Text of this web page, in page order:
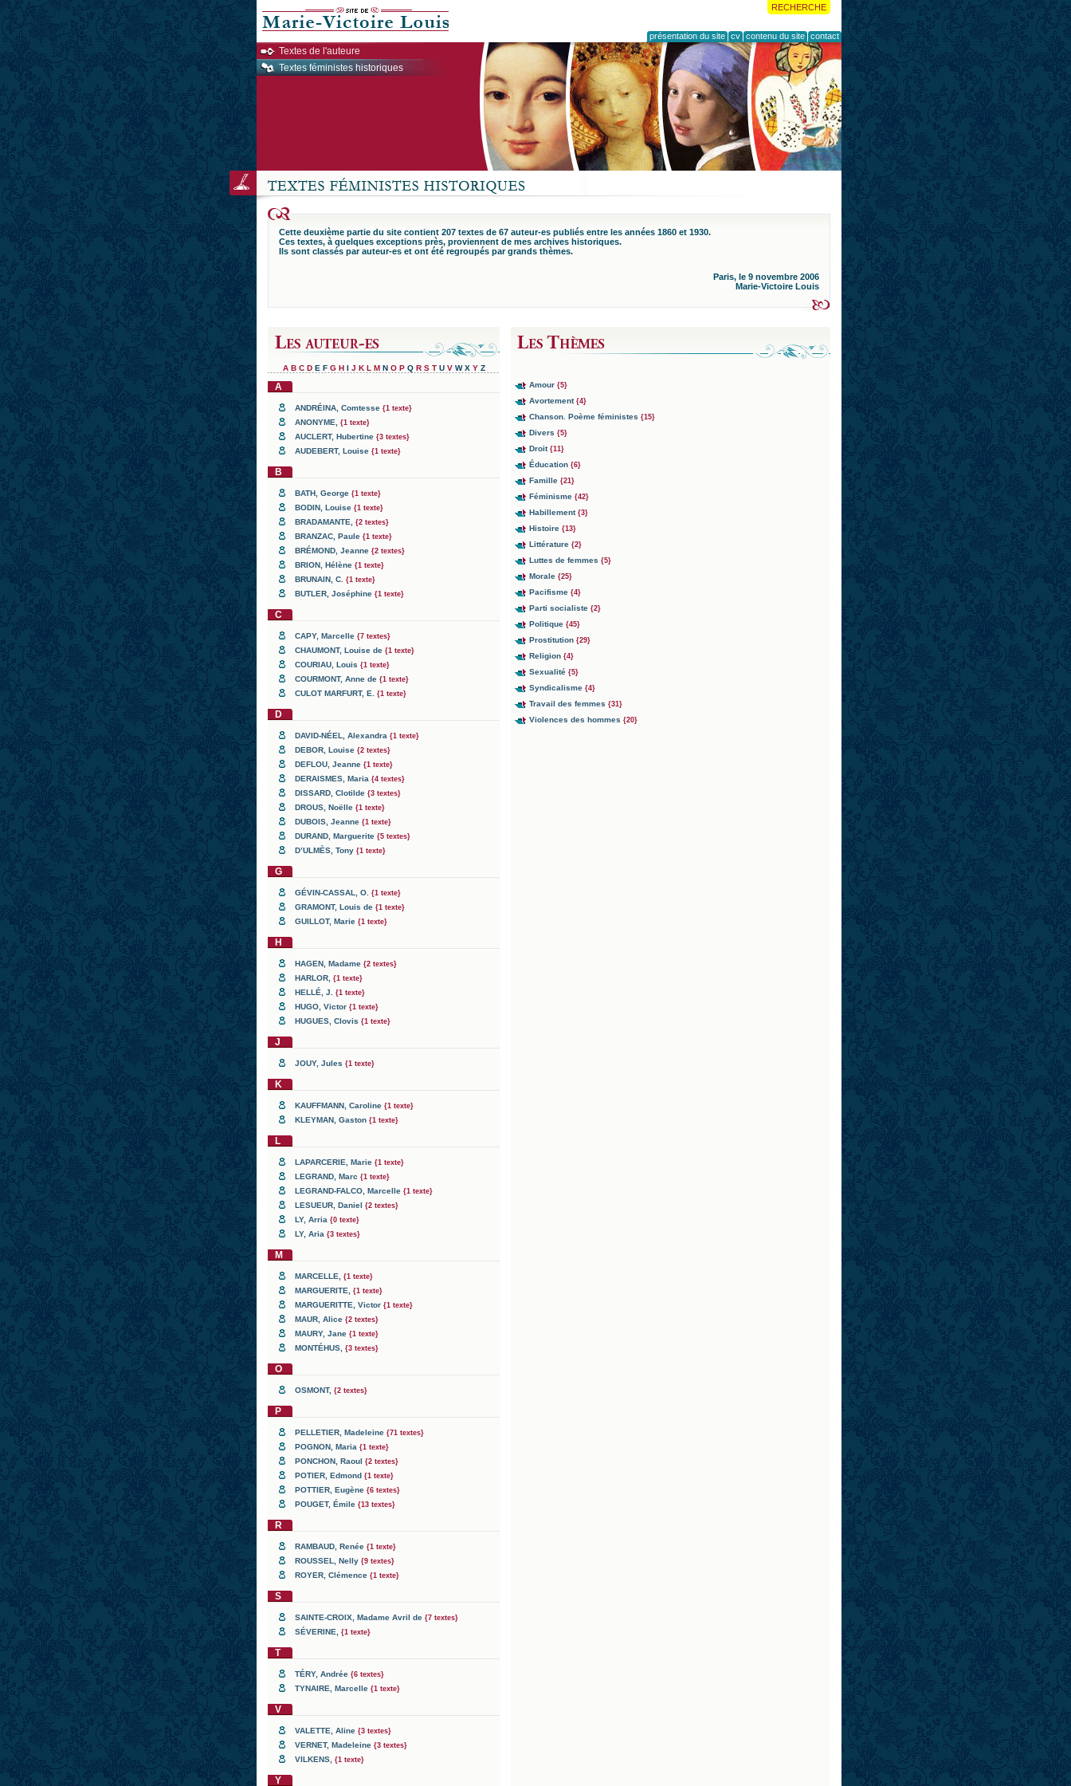
RECHERCHE
présentation du site cv contenu du site contact
Textes de l'auteure
Textes féministes historiques
Cette deuxième partie du site contient 207 textes de 67 auteur-es publiés entre les années 1860 et 1930.
Ces textes, à quelques exceptions près, proviennent de mes archives historiques.
Ils sont classés par auteur-es et ont été regroupés par grands thèmes.
Paris, le 9 novembre 2006
Marie-Victoire Louis
A B C D E F G H I J K L M N O P Q R S T U V W X Y Z
A
ANDRÉINA , Comtesse {1 texte}
ANONYME {1 texte}
AUCLERT, Hubertine {3 textes}
AUDEBERT, Louise {1 texte}
B
BATH , George {1 texte}
BODIN , Louise {1 texte}
BRADAMANTE {2 textes}
BRANZAC , Paule {1 texte}
BRÉMOND , Jeanne {2 textes}
BRION , Hélène {1 texte}
BRUNAIN , C. {1 texte}
BUTLER , Joséphine {1 texte}
C
CAPY, Marcelle {7 textes}
CHAUMONT, Louise de {1 texte}
COURIAU , Louis {1 texte}
COURMONT, Anne de {1 texte}
CULOT MARFURT, E. {1 texte}
D
DAVID-NÉEL , Alexandra {1 texte}
DEBOR , Louise {2 textes}
DEFLOU , Jeanne {1 texte}
DERAISMES , Maria {4 textes}
DISSARD , Clotilde {3 textes}
DROUS , Noëlle {1 texte}
DUBOIS , Jeanne {1 texte}
DURAND , Marguerite {5 textes}
D’ULMÈS , Tony {1 texte}
G
GÉVIN-CASSAL , O. {1 texte}
GRAMONT, Louis de {1 texte}
GUILLOT, Marie {1 texte}
H
HAGEN , Madame {2 textes}
HARLOR {1 texte}
HELLÉ , J. {1 texte}
HUGO , Victor {1 texte}
HUGUES , Clovis {1 texte}
J
JOUY, Jules {1 texte}
K
KAUFFMANN , Caroline {1 texte}
KLEYMAN , Gaston {1 texte}
L
LAPARCERIE , Marie {1 texte}
LEGRAND , Marc {1 texte}
LEGRAND-FALCO , Marcelle {1 texte}
LESUEUR , Daniel {2 textes}
LY, Arria {0 texte}
LY, Aria {3 textes}
M
MARCELLE {1 texte}
MARGUERITE {1 texte}
MARGUERITTE , Victor {1 texte}
MAUR , Alice {2 textes}
MAURY, Jane {1 texte}
MONTÉHUS {3 textes}
O
OSMONT, {2 textes}
P
PELLETIER , Madeleine {71 textes}
POGNON , Maria {1 texte}
PONCHON , Raoul {2 textes}
POTIER , Edmond {1 texte}
POTTIER , Eugène {6 textes}
POUGET, Émile {13 textes}
R
RAMBAUD , Renée {1 texte}
ROUSSEL , Nelly {9 textes}
ROYER , Clémence {1 texte}
S
SAINTE-CROIX , Madame Avril de {7 textes}
SÉVERINE {1 texte}
T
TÉRY, Andrée {6 textes}
TYNAIRE , Marcelle {1 texte}
V
VALETTE , Aline {3 textes}
VERNET, Madeleine {3 textes}
VILKENS {1 texte}
Y
Amour {5}
Avortement {4}
Chanson. Poème féministes {15}
Divers {5}
Droit {11}
Éducation {6}
Famille {21}
Féminisme {42}
Habillement {3}
Histoire {13}
Littérature {2}
Luttes de femmes {5}
Morale {25}
Pacifisme {4}
Parti socialiste {2}
Politique {45}
Prostitution {29}
Religion {4}
Sexualité {5}
Syndicalisme {4}
Travail des femmes {31}
Violences des hommes {20}